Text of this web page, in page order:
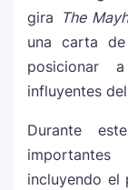
5
Lady
era
gira The
una carta
posicionar
influyentes
Durante
importantes
incluyendo el